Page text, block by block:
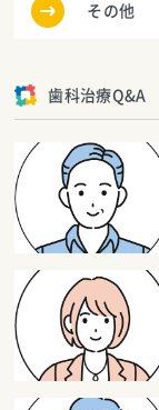
その他
歯科治療Q&A